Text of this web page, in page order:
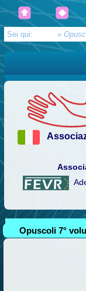
Sei qui: »
Opuscoli 7°